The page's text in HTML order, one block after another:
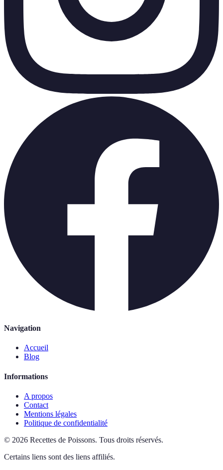
Navigation
Accueil
Blog
Informations
A propos
Contact
Mentions légales
Politique de confidentialité
© 2026 Recettes de Poissons. Tous droits réservés.
Certains liens sont des liens affiliés.